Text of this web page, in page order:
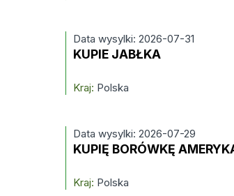
Data wysylki: 2026-07-31
KUPIE JABŁKA
Kraj: Polska
Data wysylki: 2026-07-29
KUPIĘ BORÓWKĘ
Kraj: Polska